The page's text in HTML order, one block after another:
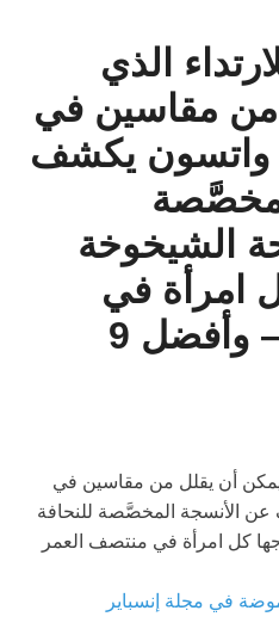
الذي
من مقاسين في
واتسون يكشف
الشيخوخة
امرأة في
منتصف العمر – وأفضل 9
في مجلة إنسباير